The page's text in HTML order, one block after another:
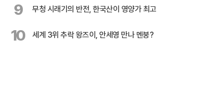
9 무청 시래기의 반전, 한국산이 영양가 최고
10 세계 3위 추락 왕즈이, 안세영 만나 멘붕?